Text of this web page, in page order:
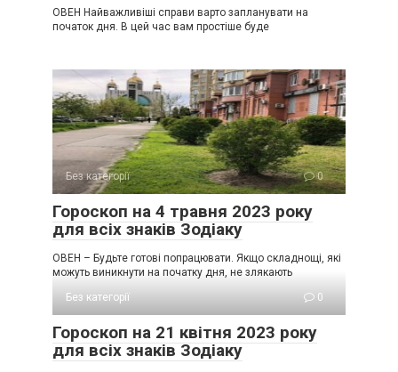
ОВЕН Найважливіші справи варто запланувати на
початок дня. В цей час вам простіше буде
Без категорії 0
Гороскоп на 4 травня 2023 року
для всіх знаків Зодіаку
ОВЕН – Будьте готові попрацювати. Якщо складнощі, які
можуть виникнути на початку дня, не злякають
Без категорії
0
Гороскоп на 21 квітня 2023 року
для всіх знаків Зодіаку